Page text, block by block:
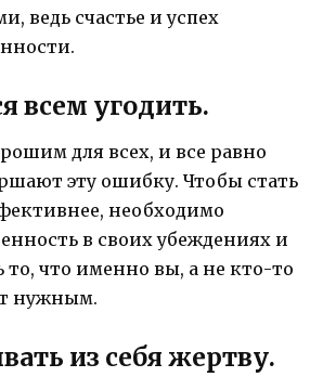
ведь счастье и успех
всем угодить.
для всех, и все равно
эту ошибку. Чтобы стать
необходимо
в своих убеждениях и
то, что именно вы, а не кто-то
нужным.
из себя жертву.